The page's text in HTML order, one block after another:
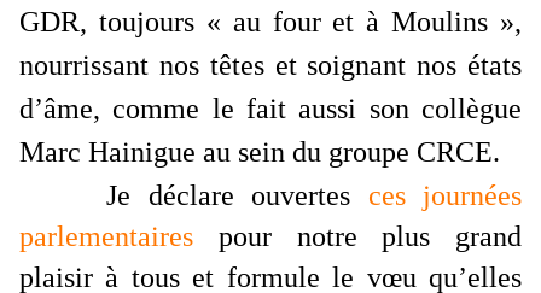
GDR, toujours « au four et à Moulins »,
nourrissant nos têtes et soignant nos états
d’âme, comme le fait aussi son collègue
Marc Hainigue au sein du groupe CRCE.
Je déclare ouvertes ces journées
parlementaires pour notre plus grand
plaisir à tous et formule le vœu qu’elles